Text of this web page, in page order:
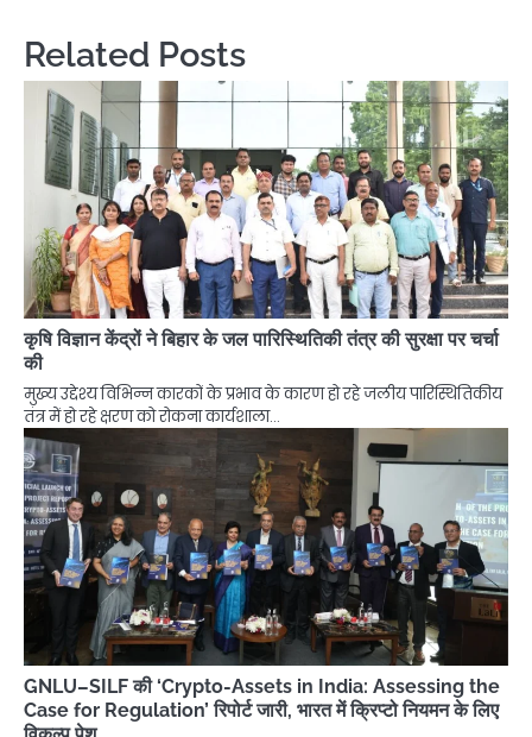
Related Posts
कृषि विज्ञान केंद्रों ने बिहार के जल पारिस्थितिकी तंत्र की सुरक्षा पर चर्चा
की
मुख्य उद्देश्य विभिन्न कारकों के प्रभाव के कारण हो रहे जलीय पारिस्थितिकीय
तंत्र में हो रहे क्षरण को रोकना कार्यशाला…
GNLU–SILF की ‘Crypto-Assets in India: Assessing the
Case for Regulation’ रिपोर्ट जारी, भारत में क्रिप्टो नियमन के लिए